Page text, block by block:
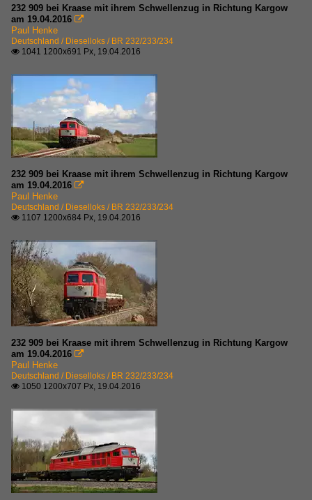
232 909 bei Kraase mit ihrem Schwellenzug in Richtung Kargow
am 19.04.2016 
Paul Henke
Deutschland / Dieselloks / BR 232/233/234
 1041 1200x691 Px, 19.04.2016
232 909 bei Kraase mit ihrem Schwellenzug in Richtung Kargow
am 19.04.2016 
Paul Henke
Deutschland / Dieselloks / BR 232/233/234
 1107 1200x684 Px, 19.04.2016
232 909 bei Kraase mit ihrem Schwellenzug in Richtung Kargow
am 19.04.2016 
Paul Henke
Deutschland / Dieselloks / BR 232/233/234
 1050 1200x707 Px, 19.04.2016